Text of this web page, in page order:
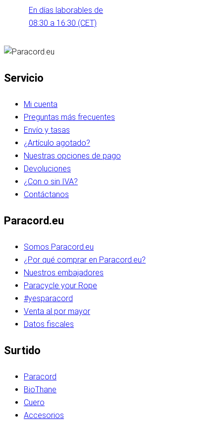
En días laborables de
08:30 a 16:30 (CET)
Servicio
Mi cuenta
Preguntas más frecuentes
Envío y tasas
¿Artículo agotado?
Nuestras opciones de pago
Devoluciones
¿Con o sin IVA?
Contáctanos
Paracord.eu
Somos Paracord.eu
¿Por qué comprar en Paracord.eu?
Nuestros embajadores
Paracycle your Rope
#yesparacord
Venta al por mayor
Datos fiscales
Surtido
Paracord
BioThane
Cuero
Accesorios